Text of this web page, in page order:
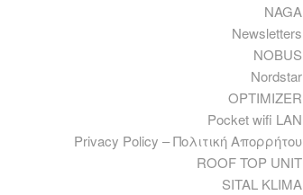
NAGA
Newsletters
NOBUS
Nordstar
OPTIMIZER
Pocket wifi LAN
Privacy Policy – Πολιτική Απορρήτου
ROOF TOP UNIT
SITAL KLIMA